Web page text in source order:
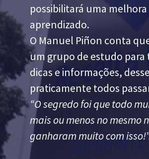
possibilitará uma melhora
aprendizado.
O Manuel Piñon conta
um grupo de estudo para
dicas e informações,
praticamente todos
“O segredo foi que todo
mais ou menos no mesmo
ganharam muito com